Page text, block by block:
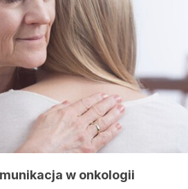
w onkologii